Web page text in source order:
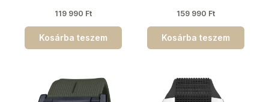
119 990 Ft
Kosárba teszem
159 990 Ft
Kosárba teszem